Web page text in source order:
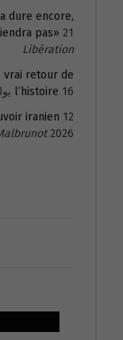
dure encore,
pas» 21 يوليو 2026
Libération
vrai retour de
l’histoire 16 يوليو 2026
iranien
2026